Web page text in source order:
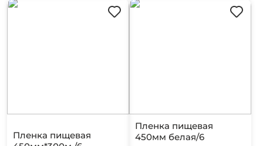
Пленка пищевая
Пленка пищевая
450мм белая/6